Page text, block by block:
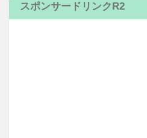
スポンサードリンクR2